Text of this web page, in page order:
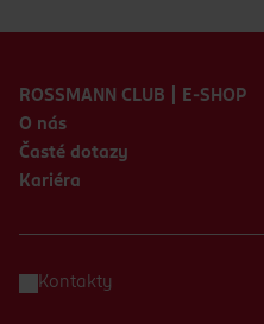
ROSSMANN CLUB | E-SHOP
O nás
Časté dotazy
Kariéra
Kontakty